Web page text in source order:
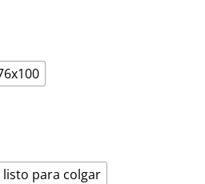
listo para colgar